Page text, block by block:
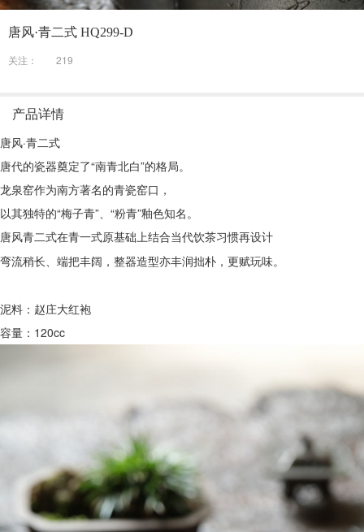
唐风·青二式 HQ299-D
关注：
219
产品详情
唐风·青二式
唐代的瓷器奠定了“南青北白”的格局。
龙泉窑作为南方著名的青瓷窑口，
以其独特的“梅子青”、“粉青”釉色知名。
唐风青二式在青一式原基础上结合当代饮茶习惯再设计
弯流稍长、端把丰阔，整器造型亦丰润拙朴，更赋玩味。
泥料：赵庄大红袍
容量：120cc